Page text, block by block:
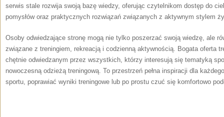
serwis stale rozwija swoją bazę wiedzy, oferując czytelnikom dostęp do
pomysłów oraz praktycznych rozwiązań związanych z aktywnym stylem
Osoby odwiedzające stronę mogą nie tylko poszerzać swoją wiedzę, ale
związane z treningiem, rekreacją i codzienną aktywnością. Bogata oferta
chętnie odwiedzanym przez wszystkich, którzy interesują się tematyką
nowoczesną odzieżą treningową. To przestrzeń pełna inspiracji dla
sportu, poprawiać wyniki treningowe lub po prostu czuć się komfortowo